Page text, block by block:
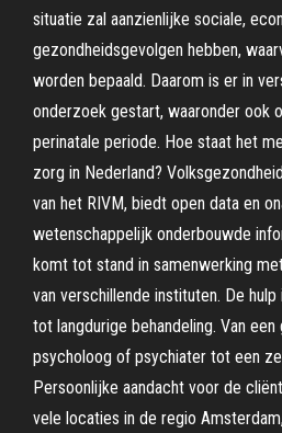
situatie zal aanzienlijke sociale,
gezondheidsgevolgen hebben,
worden bepaald. Daarom is er in
onderzoek gestart, waaronder ook
perinatale periode. Hoe staat het
zorg in Nederland?
van het RIVM, biedt open data en
wetenschappelijk onderbouwde
komt tot stand in samenwerking
van verschillende instituten. De
tot langdurige behandeling. Van
psycholoog of psychiater tot een
Persoonlijke aandacht voor de
vele locaties in de regio